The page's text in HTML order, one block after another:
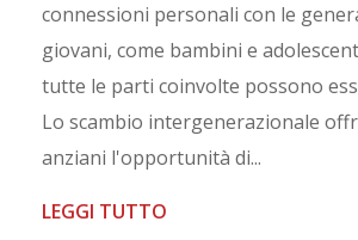
connessioni personali con le
giovani, come bambini e
tutte le parti coinvolte possono
Lo scambio intergenerazionale
anziani l'opportunità di...
LEGGI TUTTO